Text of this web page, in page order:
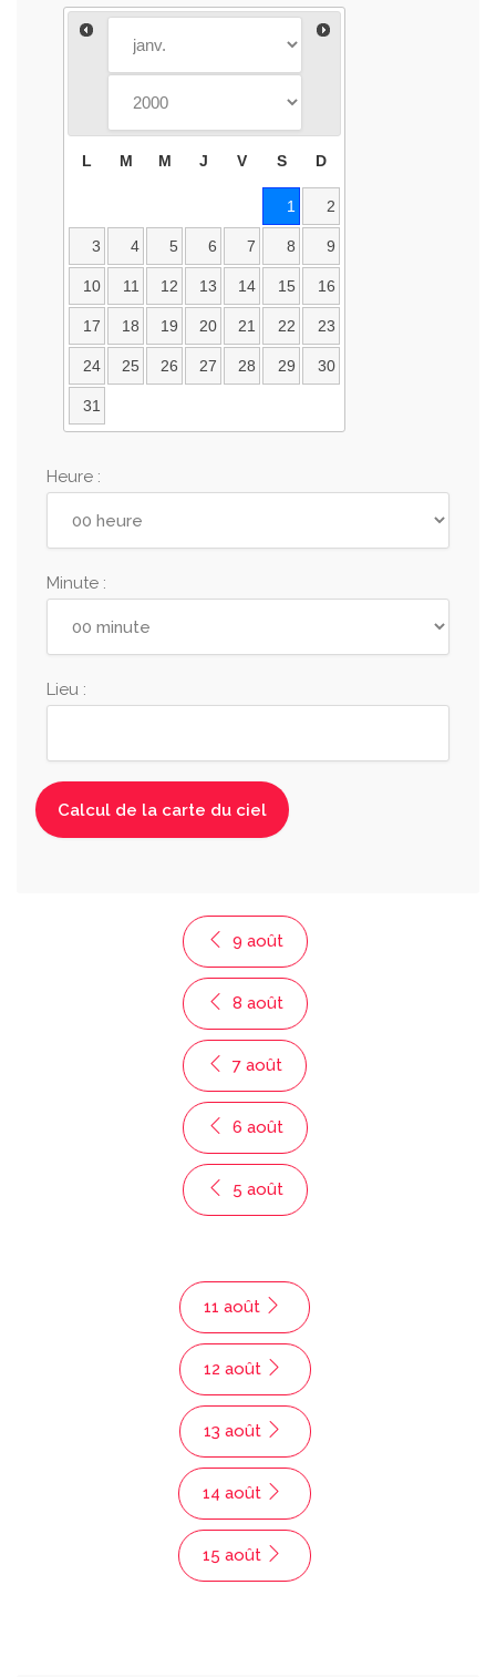
L M M J V S D
1 2
3 4 5 6 7 8 9
10 11 12 13 14 15 16
17 18 19 20 21 22 23
24 25 26 27 28 29 30
31
Heure :
Minute :
Lieu :
9 août
8 août
7 août
6 août
5 août
11 août
12 août
13 août
14 août
15 août